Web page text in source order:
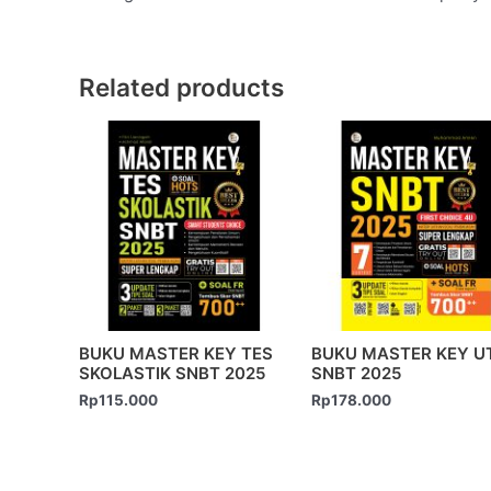
Related products
BUKU MASTER KEY TES
SKOLASTIK SNBT 2025
Rp115.000
BUKU MASTER KEY
SNBT 2025
Rp178.000